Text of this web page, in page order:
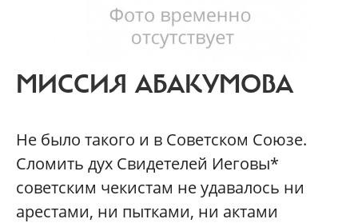
МИССИЯ АБАКУМОВА
Не было такого и в Советском Союзе.
Сломить дух Свидетелей Иеговы*
советским чекистам не удавалось ни
арестами, ни пытками, ни актами